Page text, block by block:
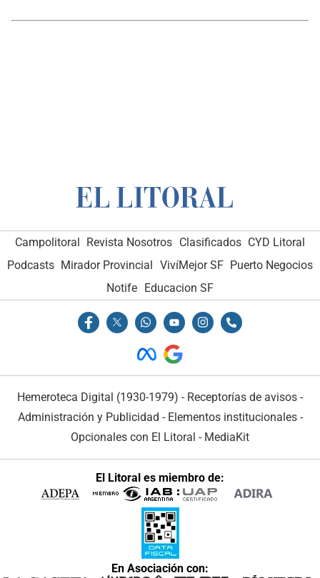
Campolitoral Revista Nosotros Clasificados CYD Litoral
Podcasts Mirador Provincial VivíMejor SF Puerto Negocios
Notife Educacion SF
Hemeroteca Digital (1930-1979) - Receptorías de avisos -
Administración y Publicidad - Elementos institucionales-
Opcionales con El Litoral - MediaKit
El Litoral es miembro de:
En Asociación con:
Campolitoral Revista Nosotros Clasificados CYD Litoral
Podcasts Mirador Provincial VivíMejor SF Puerto Negocios
Notife Educacion SF
Hemeroteca Digital (1930-1979) - Receptorías de avisos -
Administración y Publicidad - Elementos institucionales-
Opcionales con El Litoral - MediaKit
El Litoral es miembro de:
En Asociación con: